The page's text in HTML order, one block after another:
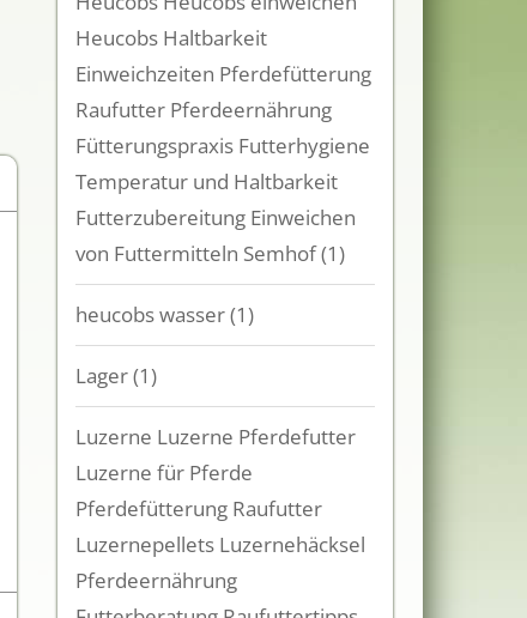
Heucobs Haltbarkeit
Einweichzeiten Pferdefütterung
Raufutter Pferdeernährung
Fütterungspraxis Futterhygiene
Temperatur und Haltbarkeit
Futterzubereitung Einweichen
von Futtermitteln Semhof(1)
heucobs wasser(1)
Lager(1)
Luzerne Luzerne Pferdefutter
Luzerne für Pferde
Pferdefütterung Raufutter
Luzernepellets Luzernehäcksel
Pferdeernährung